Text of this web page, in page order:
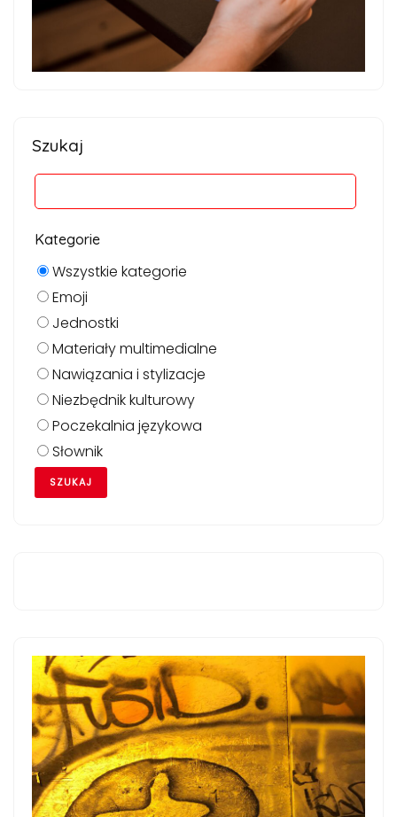
Szukaj
Kategorie
Wszystkie kategorie
Emoji
Jednostki
Materiały multimedialne
Nawiązania i stylizacje
Niezbędnik kulturowy
Poczekalnia językowa
Słownik